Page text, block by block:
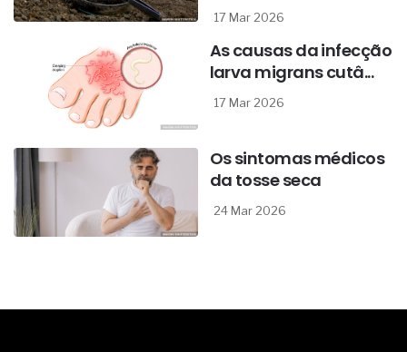
17 Mar 2026
As causas da infecção
larva migrans cutâ...
17 Mar 2026
Os sintomas médicos
da tosse seca
24 Mar 2026